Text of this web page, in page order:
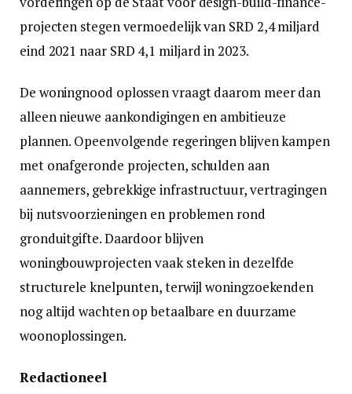
projecten stegen vermoedelijk van SRD 2,4 miljard
eind 2021 naar SRD 4,1 miljard in 2023.
De woningnood oplossen vraagt daarom meer dan
alleen nieuwe aankondigingen en ambitieuze
plannen. Opeenvolgende regeringen blijven kampen
met onafgeronde projecten, schulden aan
aannemers, gebrekkige infrastructuur, vertragingen
bij nutsvoorzieningen en problemen rond
gronduitgifte. Daardoor blijven
woningbouwprojecten vaak steken in dezelfde
structurele knelpunten, terwijl woningzoekenden
nog altijd wachten op betaalbare en duurzame
woonoplossingen.
Redactioneel